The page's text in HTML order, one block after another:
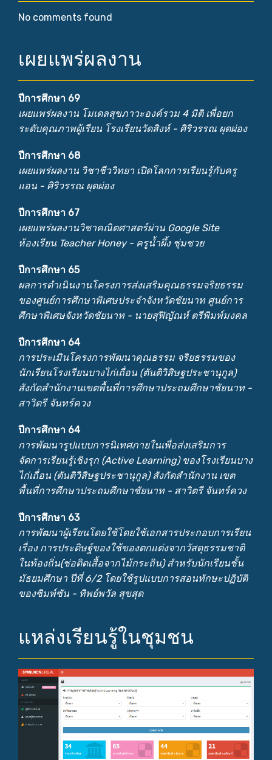
No comments found
เผยแพร่ผลงาน
ปีการศึกษา 69
เผยแพร่ผลงาน โมเดลสุขภาวะองค์รวม 4 มิติ เพื่อยก
ระดับคุณภาพผู้เรียน โรงเรียนวัดสิงห์ - ศิริวรรณ ผุดผ่อง
ปีการศึกษา 68
เผยแพร่ผลงาน วิชาชีววิทยา เปิดโลกการเรียนรู้กับครู
แอน - ศิริวรรณ ผุดผ่อง
ปีการศึกษา 67
เผยแพร่ผลงานวิชาคณิตศาสตร์ผ่าน Google Site
ห้องเรียน Teacher Honey - ครูน้ำผึ้ง ชุ่มชวย
ปีการศึกษา 65
ผลการดำเนินงานโครงการส่งเสริมคุณธรรมจริยธรรม
ของศูนย์การศึกษาพิเศษประจำจังหวัดชัยนาท ศูนย์การ
ศึกษาพิเศษจังหวัดชัยนาท - นายสุฬิญัณห์ ตรีพิมพ์มงคล
ปีการศึกษา 64
การประเมินโครงการพัฒนาคุณธรรม จริยธรรมของ
นักเรียนโรงเรียนบางไก่เถื่อน (ตันติวิสิษฐประชานุกูล)
สังกัดสำนักงานเขตพื้นที่การศึกษาประถมศึกษาชัยนาท -
สาวิตรี จันทร์ควง
ปีการศึกษา 64
การพัฒนารูปแบบการนิเทศภายในเพื่อส่งเสริมการ
จัดการเรียนรู้เชิงรุก (Active Learning) ของโรงเรียนบาง
ไก่เถื่อน (ตันติวิสิษฐประชานุกูล) สังกัดสำนักงาน เขต
พื้นที่การศึกษาประถมศึกษาชัยนาท - สาวิตรี จันทร์ควง
ปีการศึกษา 63
การพัฒนาผู้เรียนโดยใช้โดยใช้เอกสารประกอบการเรียน
เรื่อง การประดิษฐ์ของใช้ของตกแต่งจากวัสดุธรรมชาติ
ในท้องถิ่น(ช่อติดเสื้อจากไม้กระถิน) สำหรับนักเรียนชั้น
มัธยมศึกษา ปีที่ 6/2 โดยใช้รูปแบบการสอนทักษะปฏิบัติ
ของซิมพ์ซัน - ทิพย์พวัล สุขสุด
แหล่งเรียนรู้ในชุมชน